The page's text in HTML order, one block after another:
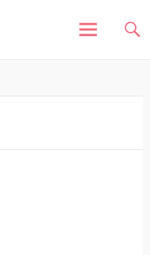
オンラインジャ
対処法はもちろん、予防接種や健診、子
に関する豆知識まで、小児科医が分かり